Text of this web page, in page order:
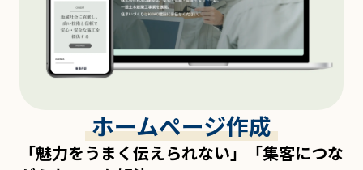
ホームページ作成
「魅力をうまく伝えられない」「集客につな